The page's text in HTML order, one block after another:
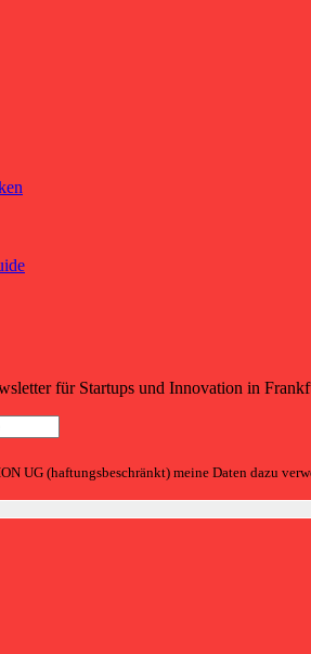
für Startups und Innovation in
UG (haftungsbeschränkt) meine Daten dazu